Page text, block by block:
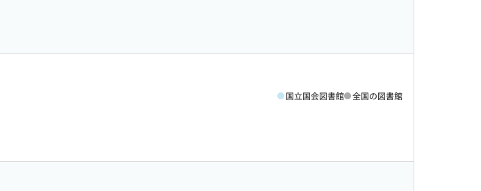
国立国会図書館 全国の図書館